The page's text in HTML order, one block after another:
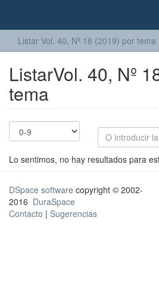
Listar Vol. 40, Nº 18 (2019) por tema
ListarVol. 40, Nº
tema
Lo sentimos, no hay resultados para
DSpace software copyright © 2002-
2016 DuraSpace
Contacto | Sugerencias